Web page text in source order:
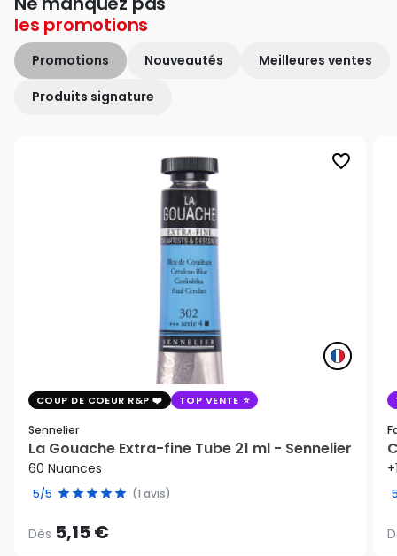
les promotions
Promotions Nouveautés Meilleures ventes
Produits signature
favorite_border
COUP DE COEUR R&P TOP VENTE
Sennelier
La Gouache Extra-fine Tube 21 ml - Sennelier
60 Nuances
5/5 (1 avis)
Dès 5,15 €